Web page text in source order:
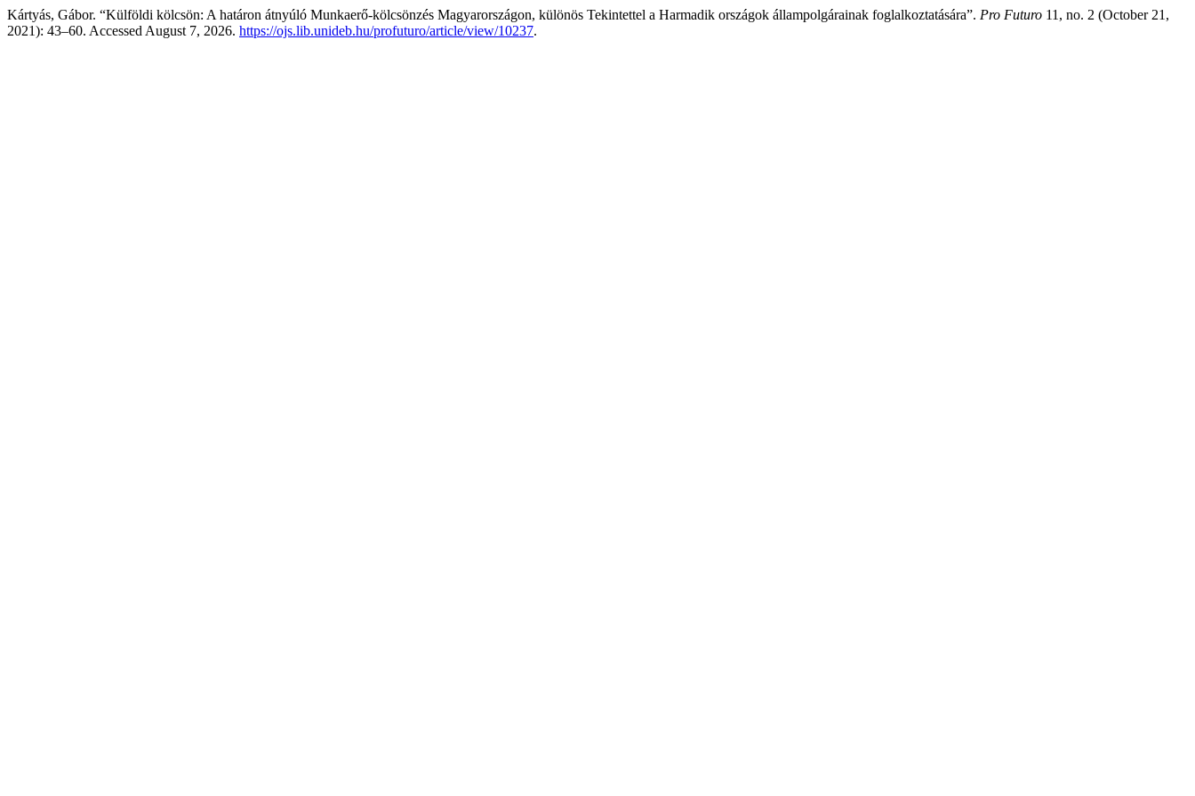
Kártyás, Gábor. “Külföldi kölcsön: A határon átnyúló Munkaerő-kölcsönzés Magyarországon, különös Tekintettel a Harmadik országok állampolgárainak foglalkoztatására”. Pro Futuro 11, no. 2 (October 21,
2021): 43–60. Accessed August 7, 2026. https://ojs.lib.unideb.hu/profuturo/article/view/10237.